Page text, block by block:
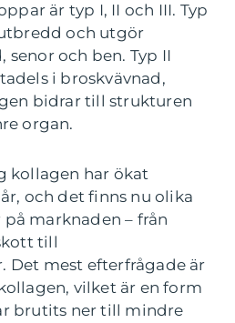
är typ I, II och III. Typ
och utgör
senor och ben. Typ II
i broskvävnad,
bidrar till strukturen
organ.
kollagen har ökat
och det finns nu olika
marknaden – från
till
Det mest efterfrågade är
vilket är en form
brutits ner till mindre